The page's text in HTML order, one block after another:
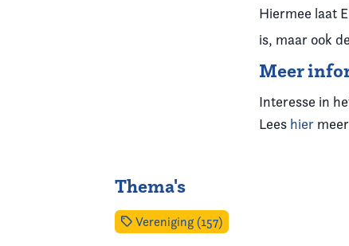
Hiermee laat
is, maar ook
Meer
Interesse in
Lees hier
Thema's
Vereniging (157)